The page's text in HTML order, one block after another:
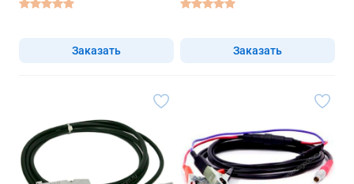
Заказать Заказать